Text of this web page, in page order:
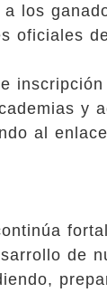
los
oficiales
y
al
de